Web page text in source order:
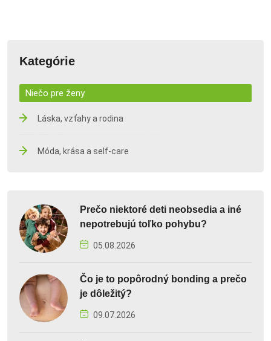
Kategórie
Niečo pre ženy
Láska, vzťahy a rodina
Móda, krása a self-care
Prečo niektoré deti neobsedia a iné
nepotrebujú toľko pohybu?
05.08.2026
Čo je to popôrodný bonding a prečo
je dôležitý?
09.07.2026